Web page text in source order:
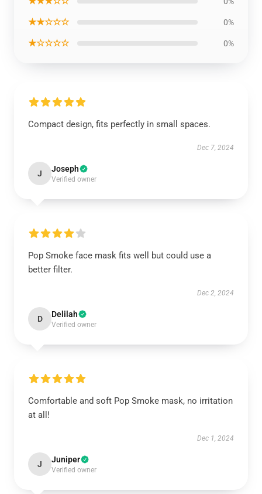
★★☆☆☆ 0%
★☆☆☆☆ 0%
Compact design, fits perfectly in small spaces.
Dec 7, 2024
J Joseph
Verified owner
Pop Smoke face mask fits well but could use a
better filter.
Dec 2, 2024
D Delilah
Verified owner
Comfortable and soft Pop Smoke mask, no irritation
at all!
Dec 1, 2024
J Juniper
Verified owner